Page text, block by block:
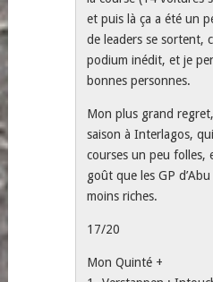
et puis là ça a été un
de leaders se sortent,
podium inédit, et je
bonnes personnes.
Mon plus grand regret,
saison à Interlagos,
courses un peu folles,
goût que les GP
moins riches.
17/20
Mon Quinté +